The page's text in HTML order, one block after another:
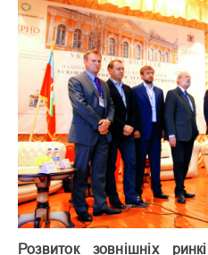
Розвиток зовнішніх